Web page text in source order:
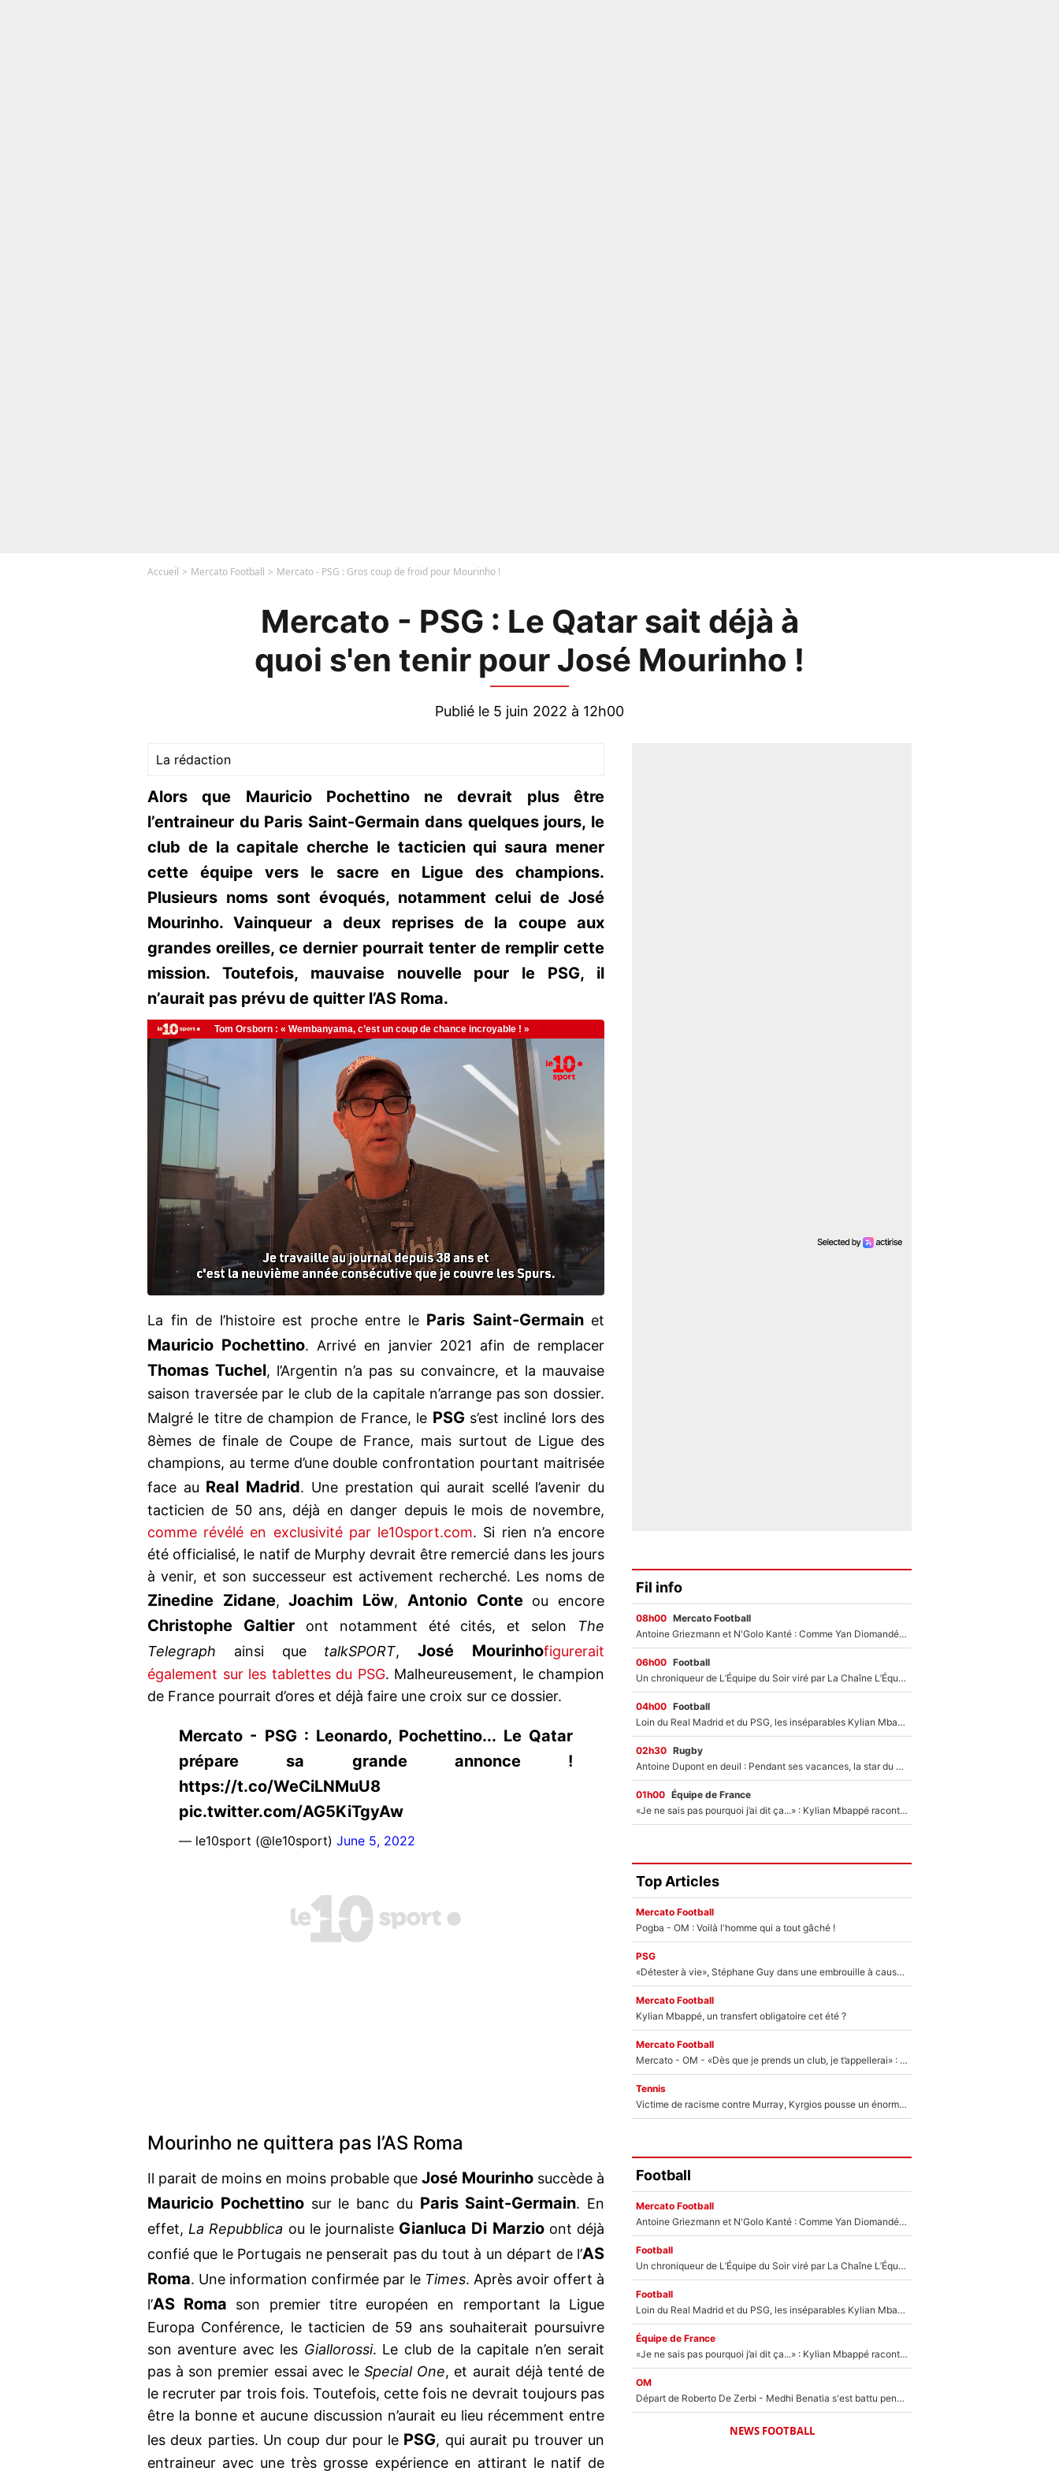
Accueil Mercato Football Mercato - PSG : Gros coup de froid pour Mourinho !
Mercato - PSG : Le Qatar sait déjà à
quoi s'en tenir pour José Mourinho !
Publié le 5 juin 2022 à 12h00
La rédaction
Alors que Mauricio Pochettino ne devrait plus être
l’entraineur du Paris Saint-Germain dans quelques jours, le
club de la capitale cherche le tacticien qui saura mener
cette équipe vers le sacre en Ligue des champions.
Plusieurs noms sont évoqués, notamment celui de José
Mourinho. Vainqueur a deux reprises de la coupe aux
grandes oreilles, ce dernier pourrait tenter de remplir cette
mission. Toutefois, mauvaise nouvelle pour le PSG, il
n’aurait pas prévu de quitter l’AS Roma.
La fin de l’histoire est proche entre le Paris Saint-Germainet
Mauricio Pochettino. Arrivé en janvier 2021 afin de remplacer
Thomas Tuchel, l’Argentin n’a pas su convaincre, et la mauvaise
saison traversée par le club de la capitale n’arrange pas son dossier.
Malgré le titre de champion de France, le PSGs’est incliné lors des
8èmes de finale de Coupe de France, mais surtout de Ligue des
champions, au terme d’une double confrontation pourtant maitrisée
face au Real Madrid. Une prestation qui aurait scellé l’avenir du
tacticien de 50 ans, déjà en danger depuis le mois de novembre,
comme révélé en exclusivité par le10sport.com. Si rien n’a encore
été officialisé, le natif de Murphy devrait être remercié dans les jours
à venir, et son successeur est activement recherché. Les noms de
Zinedine Zidane,Joachim Löw, Antonio Conteou encore
Christophe Galtieront notamment été cités, et selon The
Telegraph ainsi que talkSPORT,José Mourinhofigurerait
également sur les tablettes du PSG. Malheureusement, le champion
de France pourrait d’ores et déjà faire une croix sur ce dossier.
Mercato - PSG : Leonardo, Pochettino... Le Qatar
prépare sa grande annonce !
https://t.co/WeCiLNMuU8
pic.twitter.com/AG5KiTgyAw
— le10sport (@le10sport) June 5, 2022
Mourinho ne quittera pas l’AS Roma
Il parait de moins en moins probable que José Mourinho succède à
Mauricio Pochettinosur le banc du Paris Saint-Germain. En
effet,La Repubblica ou le journaliste Gianluca Di Marzioont déjà
confié que le Portugais ne penserait pas du tout à un départ de l’AS
Roma. Une information confirmée par le Times. Après avoir offert à
l’AS Roma son premier titre européen en remportant la Ligue
Europa Conférence, le tacticien de 59 ans souhaiterait poursuivre
son aventure avec les Giallorossi. Le club de la capitale n’en serait
pas à son premier essai avec leSpecial One, et aurait déjà tenté de
le recruter par trois fois. Toutefois, cette fois ne devrait toujours pas
être la bonne et aucune discussion n’aurait eu lieu récemment entre
les deux parties. Un coup dur pour le PSG, qui aurait pu trouver un
entraineur avec une très grosse expérience en attirant le natif de
Fil info
08h00 Mercato Football
Antoine Griezmann et N'Golo Kanté : Comme Yan Diomandé, les deux champions du monde ont refusé de signer au PSG !
06h00 Football
Un chroniqueur de L’Équipe du Soir viré par La Chaîne L’Équipe : Même Olivier Ménard n’avait pas pu empêcher son départ, «je l’ai appris sur Twitter, je l’ai vécu assez mal»
04h00 Football
Loin du Real Madrid et du PSG, les inséparables Kylian Mbappé et Achraf Hakimi changent d'équipe le temps d'une journée !
02h30 Rugby
Antoine Dupont en deuil : Pendant ses vacances, la star du XV de France a perdu sa grand-mère
01h00 Équipe de France
«Je ne sais pas pourquoi j’ai dit ça...» : Kylian Mbappé raconte sa première rencontre avec Zinédine Zidane (et c’est très drôle)
Top Articles
Mercato Football
Pogba - OM : Voilà l'homme qui a tout gâché !
PSG
«Détester à vie», Stéphane Guy dans une embrouille à cause du PSG !
Mercato Football
Kylian Mbappé, un transfert obligatoire cet été ?
Mercato Football
Mercato - OM - «Dès que je prends un club, je t’appellerai» : La promesse de Marcelino au moment de claquer la porte
Tennis
Victime de racisme contre Murray, Kyrgios pousse un énorme coup de gueule !
Football
Mercato Football
Antoine Griezmann et N'Golo Kanté : Comme Yan Diomandé, les deux champions du monde ont refusé de signer au PSG !
Football
Un chroniqueur de L’Équipe du Soir viré par La Chaîne L’Équipe : Même Olivier Ménard n’avait pas pu empêcher son départ, «je l’ai appris sur Twitter, je l’ai vécu assez mal»
Football
Loin du Real Madrid et du PSG, les inséparables Kylian Mbappé et Achraf Hakimi changent d'équipe le temps d'une journée !
Équipe de France
«Je ne sais pas pourquoi j’ai dit ça...» : Kylian Mbappé raconte sa première rencontre avec Zinédine Zidane (et c’est très drôle)
OM
Départ de Roberto De Zerbi - Medhi Benatia s'est battu pendant six mois pour le retenir à l'OM, le PSG a été le naufrage de trop : «Je pars avec toi»
NEWS FOOTBALL